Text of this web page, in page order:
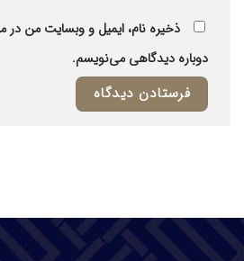
ذخیره نام، ایمیل و وبسایت من در
دوباره دیدگاهی می‌نویسم.